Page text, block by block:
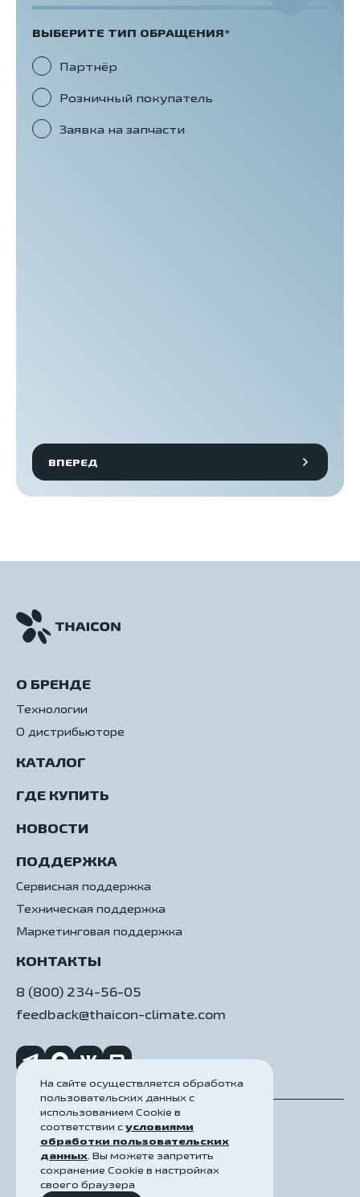
ВЫБЕРИТЕ ТИП ОБРАЩЕНИЯ*
Партнёр
Розничный покупатель
Заявка на запчасти
ВПЕРЕД
О БРЕНДЕ
Технологии
О дистрибьюторе
КАТАЛОГ
ПОДДЕРЖКА
Сервисная поддержка
Техническая поддержка
Маркетинговая поддержка
КОНТАКТЫ
8 (800) 234-56-05
feedback@thaicon-climate.com
ГДЕ КУПИТЬ
НОВОСТИ
Политика конфиденциальности
Пользовательское соглашение
©2026, ООО «АЯК»
На сайте осуществляется обработка
пользовательских данных с
использованием Cookie в
соответствии с условиями
обработки пользовательских
данных . Вы можете запретить
сохранение Cookie в настройках
своего браузера